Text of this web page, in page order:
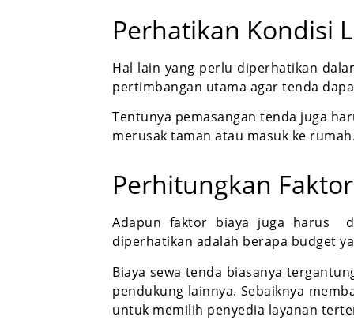
Perhatikan Kondisi
Hal lain yang perlu diperhatikan
pertimbangan utama agar tenda
Tentunya pemasangan tenda juga
merusak taman atau masuk ke rumah.
Perhitungkan
Adapun faktor biaya juga harus
diperhatikan adalah berapa budget
Biaya sewa tenda biasanya
pendukung lainnya. Sebaiknya
untuk memilih penyedia layanan